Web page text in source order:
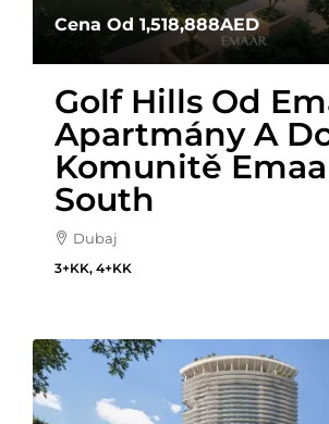
Cena Od 1,518,888AED
Golf Hills Od
Apartmány A
Komunitě
South
Dubaj
3+KK, 4+KK